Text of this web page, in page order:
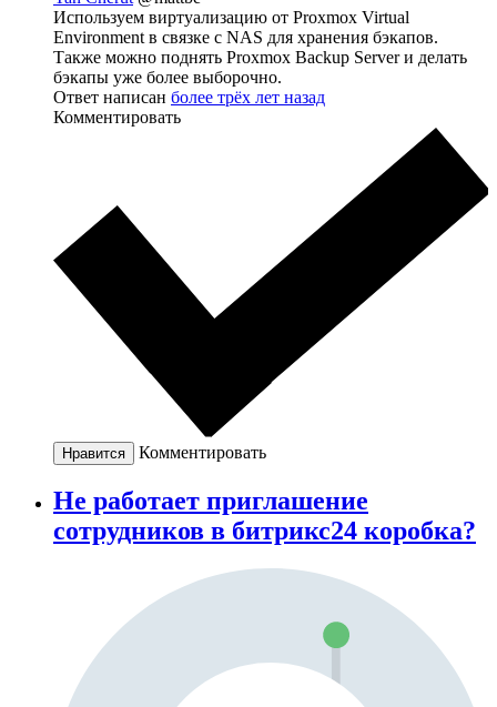
Используем виртуализацию от Proxmox Virtual
Environment в связке с NAS для хранения бэкапов.
Также можно поднять Proxmox Backup Server и делать
бэкапы уже более выборочно.
Ответ написан более трёх лет назад
Комментировать
Нравится Комментировать
Не работает приглашение
сотрудников в битрикс24 коробка?